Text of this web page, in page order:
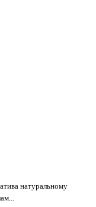
натуральному